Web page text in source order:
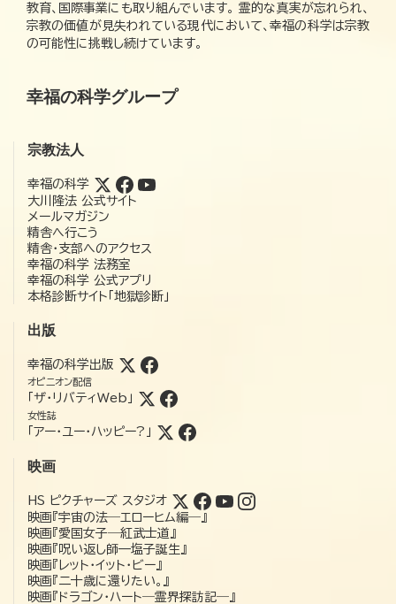
教育、国際事業にも取り組んでいます。 霊的な真実が忘れられ、
宗教の価値が見失われている現代において、幸福の科学は宗教
の可能性に挑戦し続けています。
幸福の科学グループ
宗教法人
幸福の科学
大川隆法 公式サイト
メールマガジン
精舎へ行こう
精舎・支部へのアクセス
幸福の科学 法務室
幸福の科学 公式アプリ
本格診断サイト「地獄診断」
出版
幸福の科学出版
オピニオン配信
「ザ・リバティWeb」
女性誌
「アー・ユー・ハッピー?」
映画
HS ピクチャーズ スタジオ
映画『宇宙の法―エローヒム編―』
映画『愛国女子―紅武士道』
映画『呪い返し師—塩子誕生』
映画『レット・イット・ビー』
映画『二十歳に還りたい。』
映画『ドラゴン・ハート―霊界探訪記―』